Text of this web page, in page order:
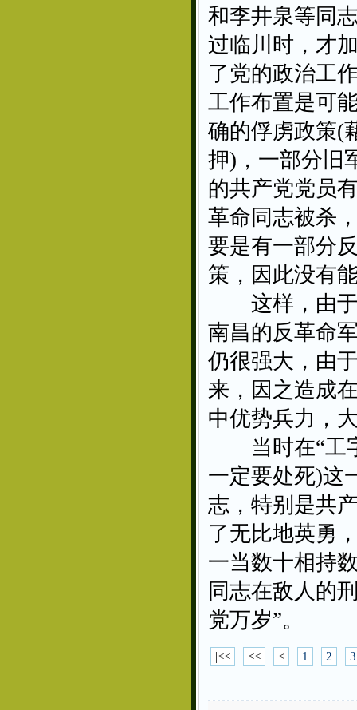
和李井泉等同
过临川时，才
了党的政治工
工作布置是可
确的俘虏政策(
押)，一部分旧
的共产党党员
革命同志被杀
要是有一部分
策，因此没有
这样，由于
南昌的反革命
仍很强大，由
来，因之造成
中优势兵力，
当时在“工字
一定要处死)这
志，特别是共
了无比地英勇
一当数十相持
同志在敌人的
党万岁”。
|<< << < 1 2 3